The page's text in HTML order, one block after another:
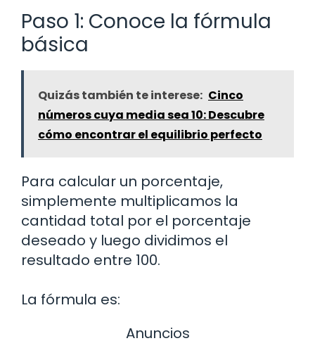
Paso 1: Conoce la fórmula
básica
Quizás también te interese: Cinco
números cuya media sea 10: Descubre
cómo encontrar el equilibrio perfecto
Para calcular un porcentaje,
simplemente multiplicamos la
cantidad total por el porcentaje
deseado y luego dividimos el
resultado entre 100.
La fórmula es:
Anuncios